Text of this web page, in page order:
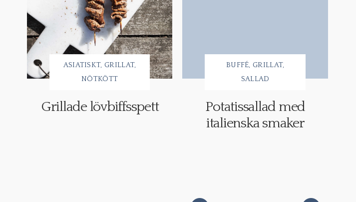
ASIATISKT GRILLAT
NÖTKÖTT
Grillade lövbiffsspett
BUFFÉ GRILLAT
SALLAD
Potatissallad med
italienska smaker